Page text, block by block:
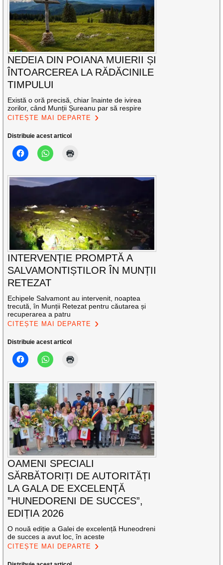
NEDEIA DIN POIANA MUIERII ȘI
ÎNTOARCEREA LA RĂDĂCINILE
TIMPULUI
Există o oră precisă, chiar înainte de ivirea
zorilor, când Munții Șureanu par să respire
CITEȘTE MAI DEPARTE
Distribuie acest articol
INTERVENȚIE PROMPTĂ A
SALVAMONTIȘTILOR ÎN MUNȚII
RETEZAT
Echipele Salvamont au intervenit, noaptea
trecută, în Munții Retezat pentru căutarea și
recuperarea a patru
CITEȘTE MAI DEPARTE
Distribuie acest articol
OAMENI SPECIALI
SĂRBĂTORIȚI DE AUTORITĂȚI
LA GALA DE EXCELENŢĂ
”HUNEDORENI DE SUCCES”,
EDIȚIA 2026
O nouă ediție a Galei de excelență Huneodreni
de succes a avut loc, în aceste
CITEȘTE MAI DEPARTE